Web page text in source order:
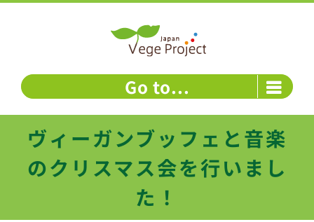
Go to...
ヴィーガンブッフェと音楽
のクリスマス会を行いまし
た！